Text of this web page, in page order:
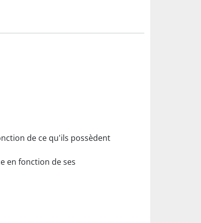
de ce qu'ils possèdent
en fonction de ses